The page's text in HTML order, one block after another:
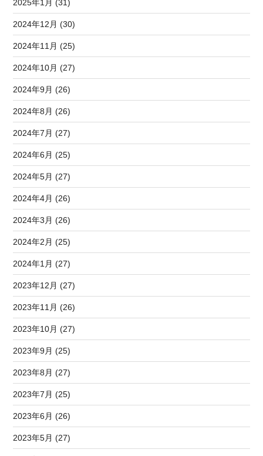
2025年1月 (31)
2024年12月 (30)
2024年11月 (25)
2024年10月 (27)
2024年9月 (26)
2024年8月 (26)
2024年7月 (27)
2024年6月 (25)
2024年5月 (27)
2024年4月 (26)
2024年3月 (26)
2024年2月 (25)
2024年1月 (27)
2023年12月 (27)
2023年11月 (26)
2023年10月 (27)
2023年9月 (25)
2023年8月 (27)
2023年7月 (25)
2023年6月 (26)
2023年5月 (27)